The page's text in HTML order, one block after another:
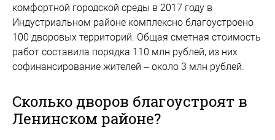
комфортной городской среды в 2017 году в
Индустриальном районе комплексно благоустроено
100 дворовых территорий. Общая сметная стоимость
работ составила порядка 110 млн рублей, из них
софинансирование жителей – около 3 млн рублей.
Сколько дворов благоустроят в
Ленинском районе?